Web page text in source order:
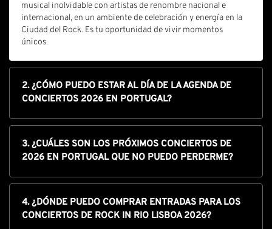
musical inolvidable con artistas de renombre nacional e
internacional, en un ambiente de celebración y energía en la
Ciudad del Rock. Es tu oportunidad de vivir momentos
únicos.
2. ¿CÓMO PUEDO ESTAR AL DÍA DE LA AGENDA DE
CONCIERTOS 2026 EN PORTUGAL?
3. ¿CUÁLES SON LOS PRÓXIMOS CONCIERTOS DE
2026 EN PORTUGAL QUE NO PUEDO PERDERME?
4. ¿DÓNDE PUEDO COMPRAR ENTRADAS PARA LOS
CONCIERTOS DE ROCK IN RIO LISBOA 2026?